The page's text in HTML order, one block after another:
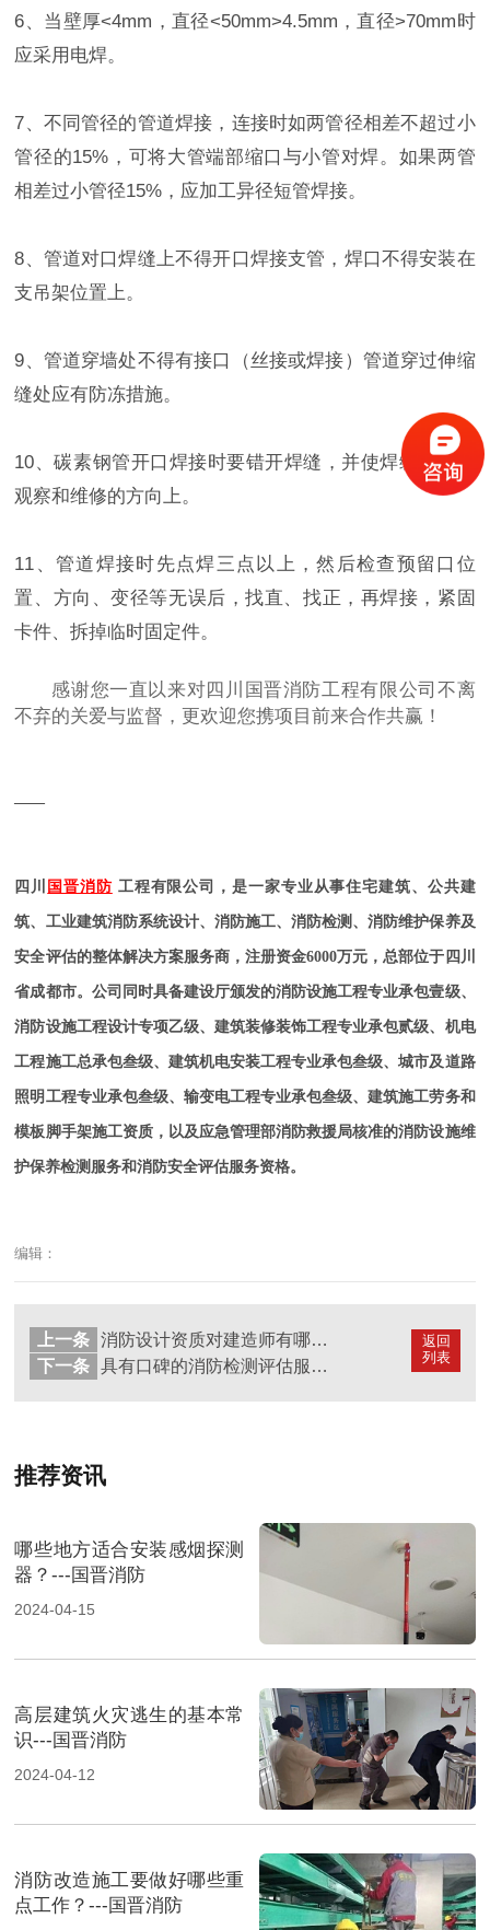
6、当壁厚<4mm，直径<50mm>4.5mm，直径>70mm时
应采用电焊。
7、不同管径的管道焊接，连接时如两管径相差不超过小
管径的15%，可将大管端部缩口与小管对焊。如果两管
相差过小管径15%，应加工异径短管焊接。
8、管道对口焊缝上不得开口焊接支管，焊口不得安装在
支吊架位置上。
9、管道穿墙处不得有接口（丝接或焊接）管道穿过伸缩
缝处应有防冻措施。
10、碳素钢管开口焊接时要错开焊缝，并使焊缝朝向易
观察和维修的方向上。
11、管道焊接时先点焊三点以上，然后检查预留口位
置、方向、变径等无误后，找直、找正，再焊接，紧固
卡件、拆掉临时固定件。
感谢您一直以来对四川国晋消防工程有限公司不离
不弃的关爱与监督，更欢迎您携项目前来合作共赢！
——
四川 国晋消防 工程有限公司，是一家专业从事住宅建筑、公共建
筑、工业建筑消防系统设计、消防施工、消防检测、消防维护保养及
安全评估的整体解决方案服务商，注册资金6000万元，总部位于四川
省成都市。公司同时具备建设厅颁发的消防设施工程专业承包壹级、
消防设施工程设计专项乙级、建筑装修装饰工程专业承包贰级、机电
工程施工总承包叁级、建筑机电安装工程专业承包叁级、城市及道路
照明工程专业承包叁级、输变电工程专业承包叁级、建筑施工劳务和
模板脚手架施工资质，以及应急管理部消防救援局核准的消防设施维
护保养检测服务和消防安全评估服务资格。
编辑：
返回
列表
上一条
消防设计资质对建造师有哪些要求?---国晋消防
下一条
具有口碑的消防检测评估服务推荐---国晋消防
推荐资讯
哪些地方适合安装感烟探测
器？---国晋消防
2024-04-15
高层建筑火灾逃生的基本常
识---国晋消防
2024-04-12
消防改造施工要做好哪些重
点工作？---国晋消防